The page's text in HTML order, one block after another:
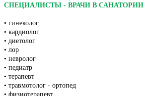
СПЕЦИАЛИСТЫ - ВРАЧИ В САНАТОРИИ
• гинеколог
• кардиолог
• диетолог
• лор
• невролог
• педиатр
• терапевт
• травмотолог - ортопед
• физиотерапевт